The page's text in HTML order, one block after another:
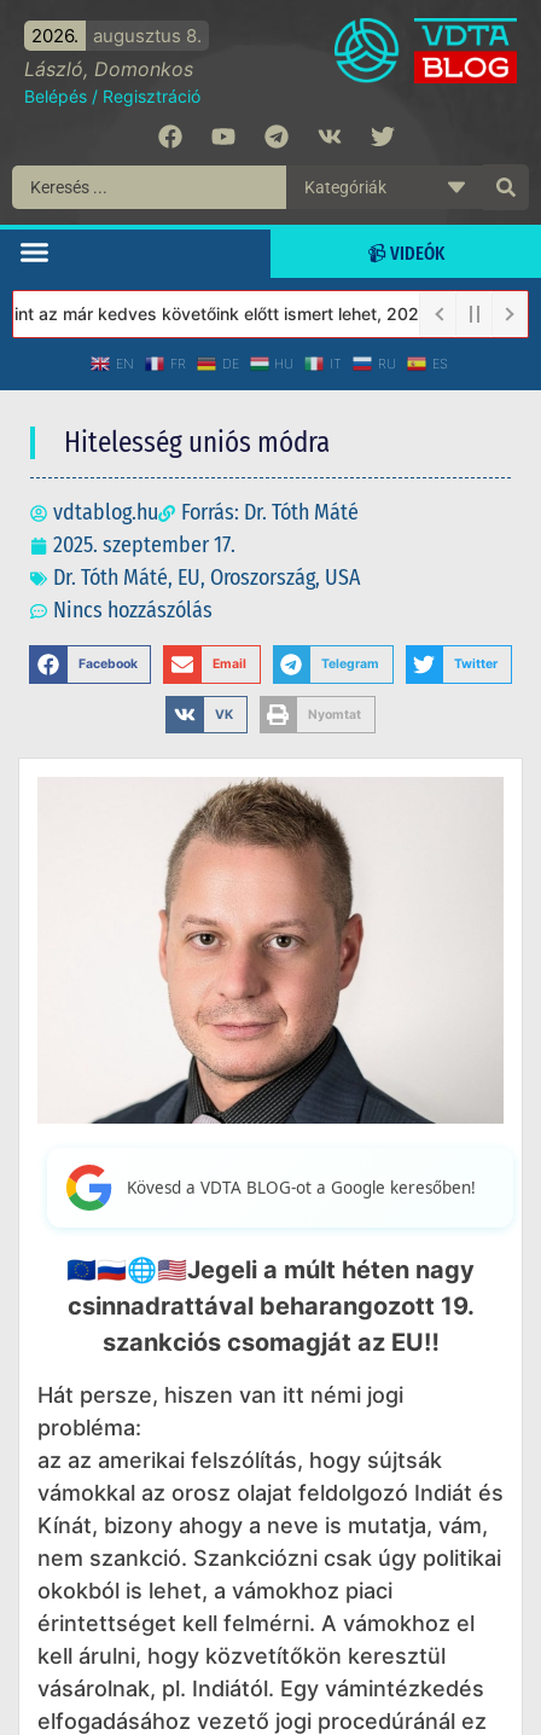
2026. augusztus 8.
László, Domonkos
Belépés / Regisztráció
📹 VIDEÓK
már kedves követőink előtt ismert lehet, 2023-tól a Védett
EN FR DE HU IT RU ES
Hitelesség uniós módra
vdtablog.hu
Forrás: Dr. Tóth Máté
2025. szeptember 17.
Dr. Tóth Máté, EU, Oroszország, USA
Nincs hozzászólás
Facebook Email Telegram Twitter
VK Nyomtat
Kövesd a VDTA BLOG-ot a Google keresőben!
🇪🇺🇷🇺🌐🇺🇸Jegeli a múlt héten nagy
csinnadrattával beharangozott 19.
szankciós csomagját az EU‼️
Hát persze, hiszen van itt némi jogi
probléma:
az az amerikai felszólítás, hogy sújtsák
vámokkal az orosz olajat feldolgozó Indiát és
Kínát, bizony ahogy a neve is mutatja, vám,
nem szankció. Szankciózni csak úgy politikai
okokból is lehet, a vámokhoz piaci
érintettséget kell felmérni. A vámokhoz el
kell árulni, hogy közvetítőkön keresztül
vásárolnak, pl. Indiától. Egy vámintézkedés
elfogadásához vezető jogi procedúránál ez